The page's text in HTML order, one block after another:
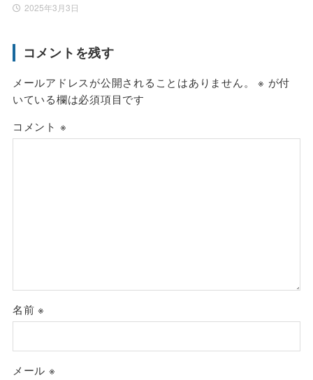
2025年3月3日
コメントを残す
メールアドレスが公開されることはありません。 ※ が付
いている欄は必須項目です
コメント ※
名前※
メール ※